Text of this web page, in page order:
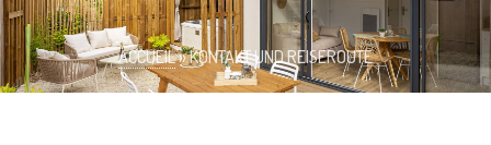
ACCUEIL»KONTAKT UND REISEROUTE